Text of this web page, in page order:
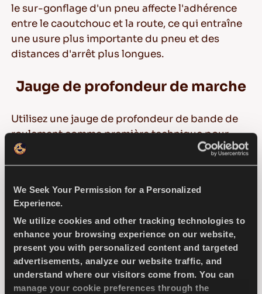
We Seek Your Permission for a Personalized
Experience.
We utilize cookies and other tracking technologies to
enhance your browsing experience on our website,
present you with personalized content and targeted
advertisements, analyze our website traffic, and
understand where our visitors come from. You can
manage your cookie preferences through the
le sur-gonflage d'un pneu affecte l'adhérence
entre le caoutchouc et la route, ce qui entraîne
une usure plus importante du pneu et des
distances d'arrêt plus longues.
Jauge de profondeur de marche
Utilisez une jauge de profondeur de bande de
roulement comme première technique pour
déterminer la profondeur de bande de
roulement restante de votre pneu. Les jauges de
généralement mesurées en 32e de pouce (25-
26 millimètres). Il existe des jauges qui ont une
forme d'aiguille avec une section extensible qui
mesure la profondeur de la bande de
roulement. Comme les pneus s'usent de
différentes manières, les mesures doivent être
effectuées en plusieurs points autour du pneu.